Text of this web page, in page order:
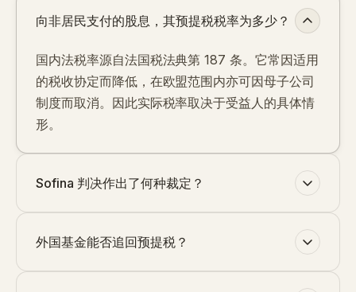
向非居民支付的股息，其预提税税率为多少？
国内法税率源自法国税法典第 187 条。它常因适用
的税收协定而降低，在欧盟范围内亦可因母子公司
制度而取消。因此实际税率取决于受益人的具体情
形。
Sofina 判决作出了何种裁定？
外国基金能否追回预提税？